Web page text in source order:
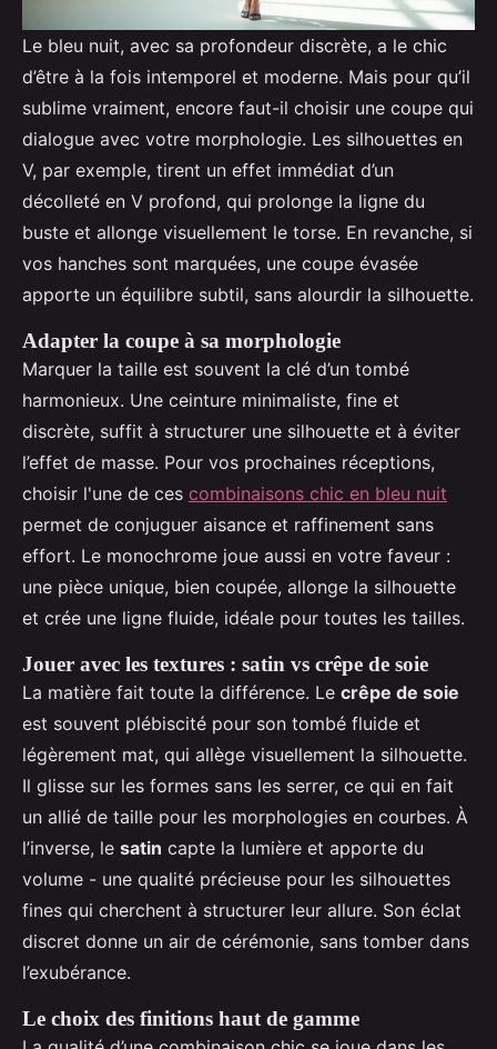
Le bleu nuit, avec sa profondeur discrète, a le chic
d’être à la fois intemporel et moderne. Mais pour qu’il
sublime vraiment, encore faut-il choisir une coupe qui
dialogue avec votre morphologie. Les silhouettes en
V, par exemple, tirent un effet immédiat d’un
décolleté en V profond, qui prolonge la ligne du
buste et allonge visuellement le torse. En revanche, si
vos hanches sont marquées, une coupe évasée
apporte un équilibre subtil, sans alourdir la silhouette.
Adapter la coupe à sa morphologie
Marquer la taille est souvent la clé d’un tombé
harmonieux. Une ceinture minimaliste, fine et
discrète, suffit à structurer une silhouette et à éviter
l’effet de masse. Pour vos prochaines réceptions,
choisir l'une de ces combinaisons chic en bleu nuit
permet de conjuguer aisance et raffinement sans
effort. Le monochrome joue aussi en votre faveur :
une pièce unique, bien coupée, allonge la silhouette
et crée une ligne fluide, idéale pour toutes les tailles.
Jouer avec les textures : satin vs crêpe de soie
La matière fait toute la différence. Le crêpe de soie
est souvent plébiscité pour son tombé fluide et
légèrement mat, qui allège visuellement la silhouette.
Il glisse sur les formes sans les serrer, ce qui en fait
un allié de taille pour les morphologies en courbes. À
l’inverse, le satin capte la lumière et apporte du
volume - une qualité précieuse pour les silhouettes
fines qui cherchent à structurer leur allure. Son éclat
discret donne un air de cérémonie, sans tomber dans
l’exubérance.
Le choix des finitions haut de gamme